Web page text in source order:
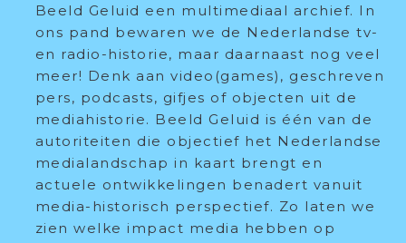
Beeld Geluid een multimediaal archief. In
ons pand bewaren we de Nederlandse tv-
en radio-historie, maar daarnaast nog veel
meer! Denk aan video(games), geschreven
pers, podcasts, gifjes of objecten uit de
mediahistorie. Beeld Geluid is één van de
autoriteiten die objectief het Nederlandse
medialandschap in kaart brengt en
actuele ontwikkelingen benadert vanuit
media-historisch perspectief. Zo laten we
zien welke impact media hebben op